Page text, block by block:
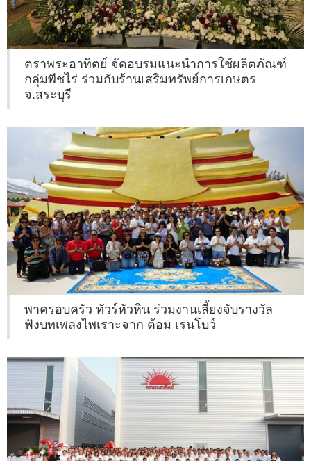
ตราพระอาทิตย์ จัดอบรมแนะนำการใช้ผลิตภัณฑ์
กลุ่มพืชไร่ ร่วมกับร้านเสริมทรัพย์การเกษตร
จ.สระบุรี
พาครอบครัว ทัวร์หัวหิน ร่วมงานเลี้ยงจับรางวัล
ฟังบทเพลงไพเราะจาก ต้อม เรนโบว์